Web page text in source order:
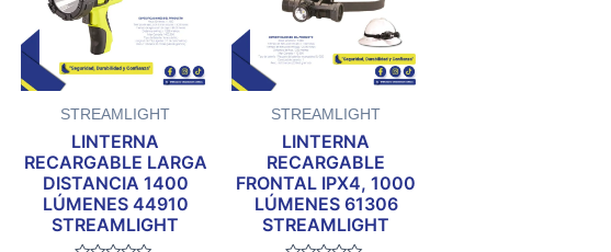
STREAMLIGHT
LINTERNA
RECARGABLE LARGA
DISTANCIA 1400
LÚMENES 44910
STREAMLIGHT
STREAMLIGHT
LINTERNA
RECARGABLE
FRONTAL IPX4, 1000
LÚMENES 61306
STREAMLIGHT